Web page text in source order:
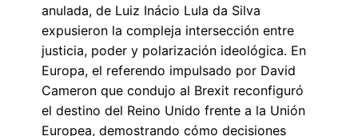
anulada, de Luiz Inácio Lula da Silva
expusieron la compleja intersección entre
justicia, poder y polarización ideológica. En
Europa, el referendo impulsado por David
Cameron que condujo al Brexit reconfiguró
el destino del Reino Unido frente a la Unión
Europea, demostrando cómo decisiones